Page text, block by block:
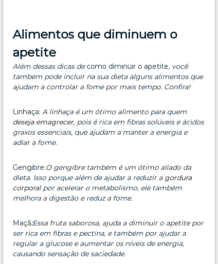
Alimentos que diminuem o
apetite
Além dessas dicas de como diminuir o apetite, você
também pode incluir na sua dieta alguns alimentos que
ajudam a controlar a fome por mais tempo. Confira!
Linhaça: A linhaça é um ótimo alimento para quem
deseja emagrecer, pois é rica em fibras solúveis e ácidos
graxos essenciais, que ajudam a manter a energia e
adiar a fome.
Gengibre:O gengibre também é um ótimo aliado da
dieta. Isso porque além de ajudar a reduzir a gordura
corporalpor acelerar o metabolismo, ele também
melhora a digestão e reduz a fome.
Maçã:Essa fruta saborosa, ajuda a diminuir o apetite por
ser rica em fibras e pectina, e também por ajudar a
regular a glucose e aumentar os níveis de energia,
causando sensação de saciedade.